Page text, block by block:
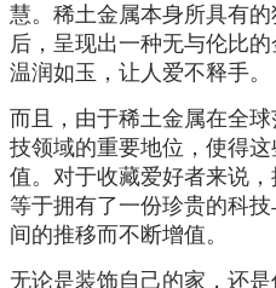
慧。稀土金属本身所具有
后，呈现出一种无与伦比
温润如玉，让人爱不释手。
而且，由于稀土金属在全
技领域的重要地位，使得
值。对于收藏爱好者来说
等于拥有了一份珍贵的科
间的推移而不断增值。
无论是装饰自己的家，还